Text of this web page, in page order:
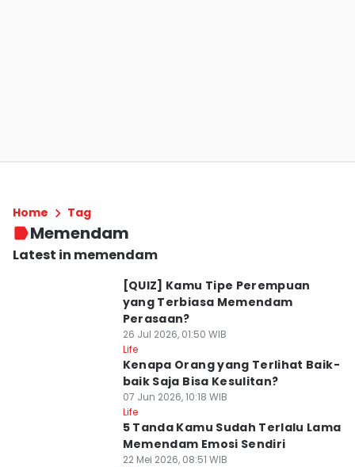
Home Tag
Memendam
Latest in memendam
[QUIZ] Kamu Tipe Perempuan
yang Terbiasa Memendam
Perasaan?
26 Jul 2026, 01:50 WIB
Life
Kenapa Orang yang Terlihat Baik-
baik Saja Bisa Kesulitan?
07 Jun 2026, 10:18 WIB
Life
5 Tanda Kamu Sudah Terlalu Lama
Memendam Emosi Sendiri
22 Mei 2026, 08:51 WIB